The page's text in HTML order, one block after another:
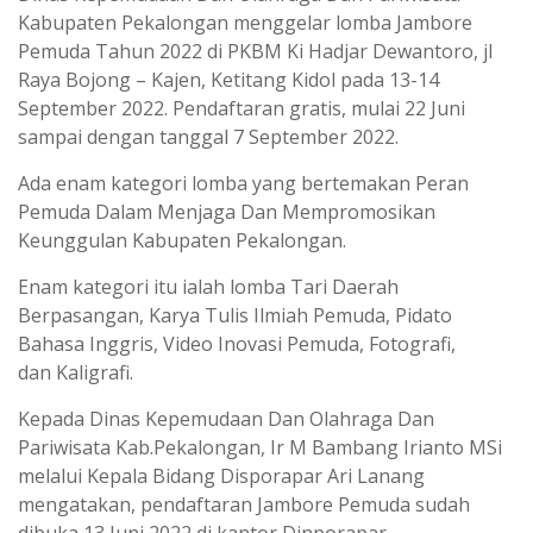
Kabupaten Pekalongan menggelar lomba Jambore
Pemuda Tahun 2022 di PKBM Ki Hadjar Dewantoro, jl
Raya Bojong – Kajen, Ketitang Kidol pada 13-14
September 2022. Pendaftaran gratis, mulai 22 Juni
sampai dengan tanggal 7 September 2022.
Ada enam kategori lomba yang bertemakan Peran
Pemuda Dalam Menjaga Dan Mempromosikan
Keunggulan Kabupaten Pekalongan.
Enam kategori itu ialah lomba Tari Daerah
Berpasangan, Karya Tulis Ilmiah Pemuda, Pidato
Bahasa Inggris, Video Inovasi Pemuda, Fotografi,
dan Kaligrafi.
Kepada Dinas Kepemudaan Dan Olahraga Dan
Pariwisata Kab.Pekalongan, Ir M Bambang Irianto MSi
melalui Kepala Bidang Disporapar Ari Lanang
mengatakan, pendaftaran Jambore Pemuda sudah